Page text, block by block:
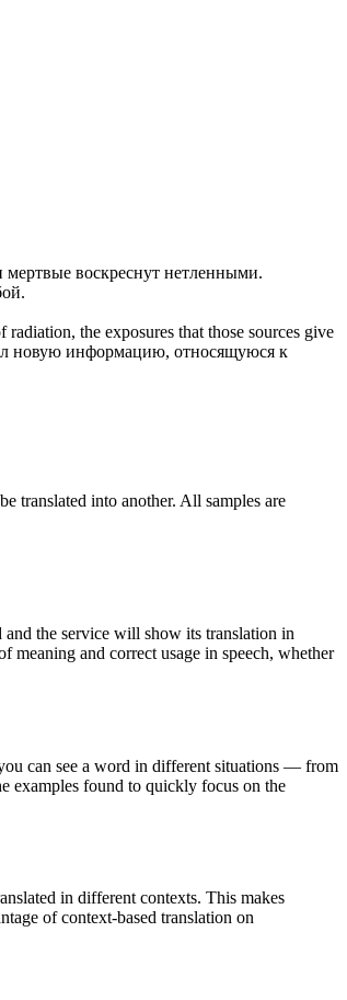
мертвые воскреснут нетленными.
the exposures that those sources give
новую информацию, относящуюся к
translated into another. All samples are
the service will show its translation in
meaning and correct usage in speech, whether
can see a word in different situations — from
examples found to quickly focus on the
in different contexts. This makes
of context-based translation on